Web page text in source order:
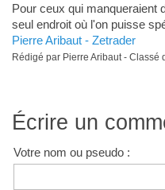
Pour ceux qui manqueraient
seul endroit où l'on puisse
Pierre Aribaut - Zetrader
Rédigé par Pierre Aribaut - Classé
Écrire un
Votre nom ou pseudo :